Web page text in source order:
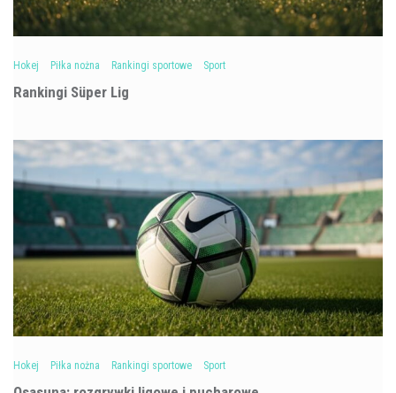
Hokej Piłka nożna Rankingi sportowe Sport
Rankingi Süper Lig
Hokej Piłka nożna Rankingi sportowe Sport